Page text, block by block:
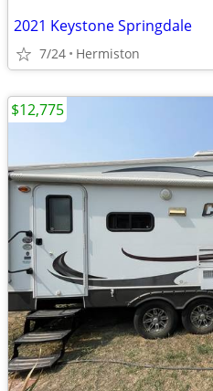
2021 Keystone Springdale
7/24 Hermiston
$12,775